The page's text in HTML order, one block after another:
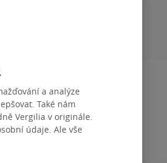
STRAN
1
čeština
a analýze
Také nám
Vergilia v originále.
údaje. Ale vše